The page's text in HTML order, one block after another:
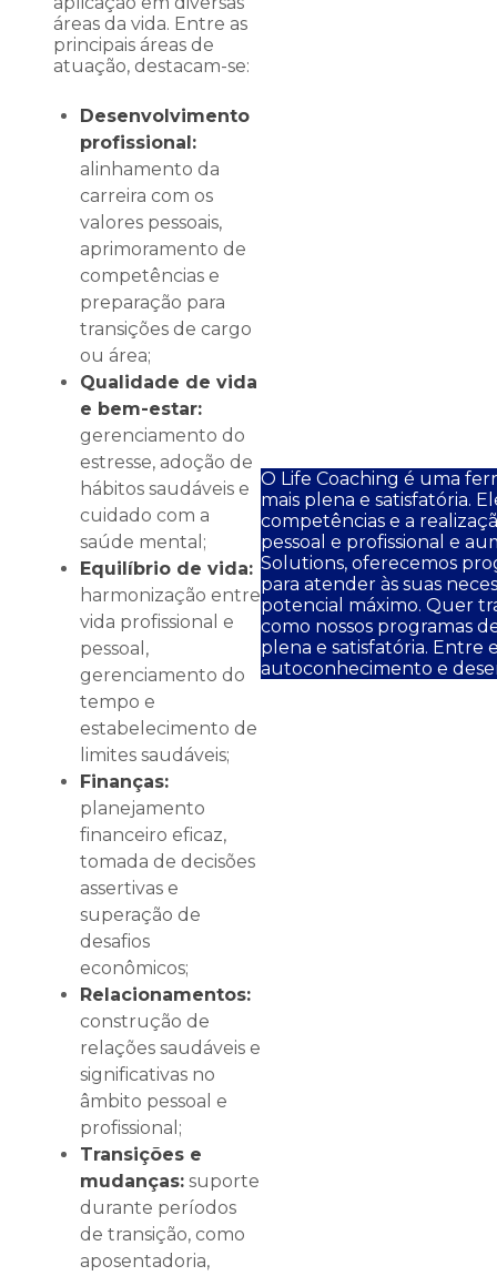
áreas da vida. Entre as
principais áreas de
atuação, destacam-se:
Desenvolvimento
profissional:
alinhamento da
carreira com os
valores pessoais,
aprimoramento de
competências e
preparação para
transições de cargo
ou área;
Qualidade de vida
e bem-estar:
gerenciamento do
estresse, adoção de
hábitos saudáveis e
cuidado com a
saúde mental;
Equilíbrio de vida:
harmonização entre
vida profissional e
pessoal,
gerenciamento do
tempo e
estabelecimento de
limites saudáveis;
Finanças:
planejamento
financeiro eficaz,
tomada de decisões
assertivas e
superação de
desafios
econômicos;
Relacionamentos:
construção de
relações saudáveis e
significativas no
âmbito pessoal e
profissional;
Transições e
mudanças: suporte
durante períodos
de transição, como
aposentadoria,
O Life Coaching é uma
mais plena e satisfatória.
competências e a
pessoal e profissional e
Solutions, oferecemos
para atender às suas
potencial máximo. Quer
como nossos programas
plena e satisfatória. Entre
autoconhecimento e